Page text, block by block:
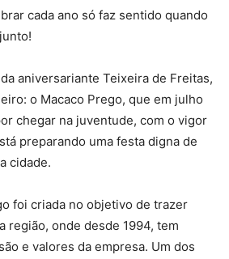
cada ano só faz sentido quando
aniversariante Teixeira de Freitas,
o Macaco Prego, que em julho
chegar na juventude, com o vigor
preparando uma festa digna de
cidade.
foi criada no objetivo de trazer
região, onde desde 1994, tem
e valores da empresa. Um dos